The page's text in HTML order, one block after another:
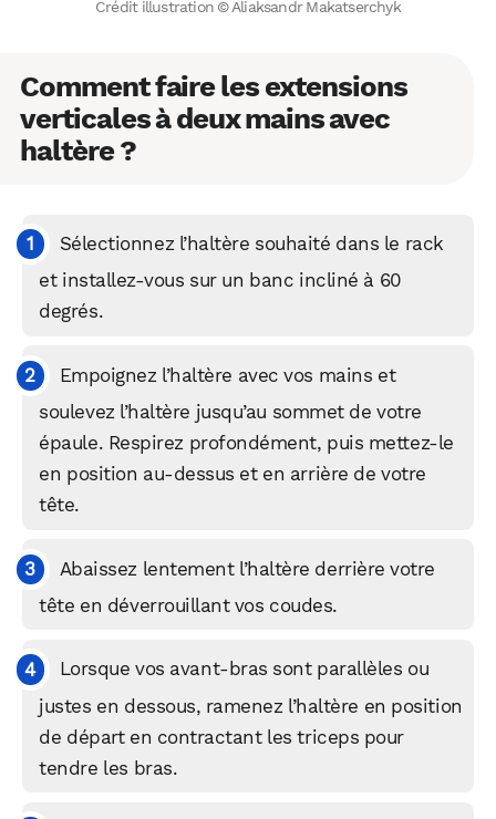
Crédit illustration © Aliaksandr Makatserchyk
Comment faire les extensions
verticales à deux mains avec
haltère ?
Sélectionnez l’haltère souhaité dans le rack
et installez-vous sur un banc incliné à 60
degrés.
Empoignez l’haltère avec vos mains et
soulevez l’haltère jusqu’au sommet de votre
épaule. Respirez profondément, puis mettez-le
en position au-dessus et en arrière de votre
tête.
Abaissez lentement l’haltère derrière votre
tête en déverrouillant vos coudes.
Lorsque vos avant-bras sont parallèles ou
justes en dessous, ramenez l’haltère en position
de départ en contractant les triceps pour
tendre les bras.